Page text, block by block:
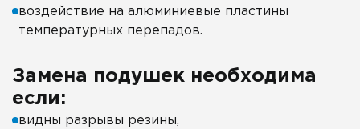
воздействие на алюминиевые пластины
температурных перепадов.
Замена подушек необходима
если:
видны разрывы резины,